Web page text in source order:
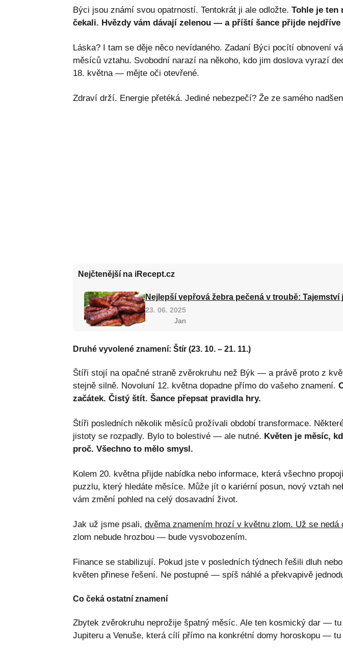
Býci jsou známí svou opatrností. Tentokrát ji ale odložte. Tohle je ten
čekali. Hvězdy vám dávají zelenou — a příští šance přijde nejdříve
Láska? I tam se děje něco nevídaného. Zadaní Býci pocítí obnovení
měsíců vztahu. Svobodní narazí na někoho, kdo jim doslova vyrazí
18. května — mějte oči otevřené.
Zdraví drží. Energie přetéká. Jediné nebezpečí? Že ze samého
Nejčtenější na iRecept.cz
Nejlepší vepřová žebra pečená v troubě: Tajemství
23. 06. 2025
Jan
Druhé vyvolené znamení: Štír (23. 10. – 21. 11.)
Štíři stojí na opačné straně zvěrokruhu než Býk — a právě proto z
stejně silně. Novoluní 12. května dopadne přímo do vašeho znamení.
začátek. Čistý štít. Šance přepsat pravidla hry.
Štíři posledních několik měsíců prožívali období transformace.
jistoty se rozpadly. Bylo to bolestivé — ale nutné. Květen je měsíc,
proč. Všechno to mělo smysl.
Kolem 20. května přijde nabídka nebo informace, která všechno
puzzlu, který hledáte měsíce. Může jít o kariérní posun, nový vztah
vám změní pohled na celý dosavadní život.
Jak už jsme psali, dvěma znamením hrozí v květnu zlom. Už se nedá
zlom nebude hrozbou — bude vysvobozením.
Finance se stabilizují. Pokud jste v posledních týdnech řešili dluh
květen přinese řešení. Ne postupné — spíš náhlé a překvapivě
Co čeká ostatní znamení
Zbytek zvěrokruhu neprožije špatný měsíc. Ale ten kosmický dar —
Jupiteru a Venuše, která cílí přímo na konkrétní domy horoskopu —